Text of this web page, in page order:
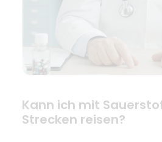
Kann ich mit
Strecken reisen?